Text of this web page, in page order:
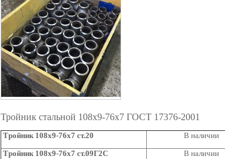
Тройник стальной 108х9-76х7 ГОСТ 17376-2001
Тройник 108х9-76х7 ст.20 В наличии
Тройник 108х9-76х7 ст.09Г2С
В наличии